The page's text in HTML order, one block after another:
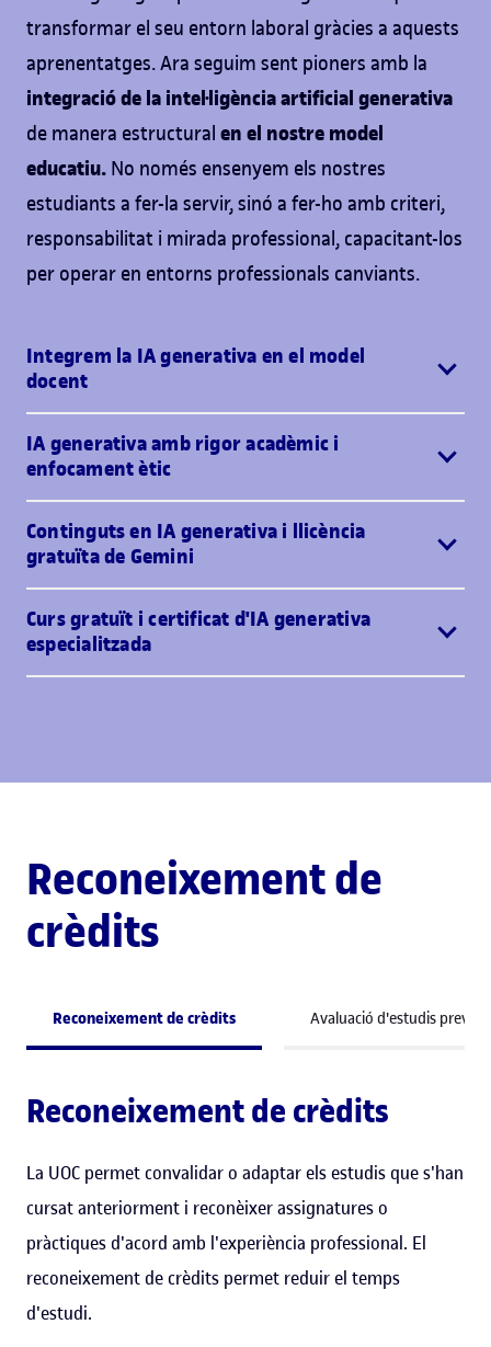
transformar el seu entorn laboral gràcies a aquests
aprenentatges. Ara seguim sent pioners amb la
integració de la intel·ligència artificial generativa
de manera estructural en el nostre model
educatiu. No només ensenyem els nostres
estudiants a fer-la servir, sinó a fer-ho amb criteri,
responsabilitat i mirada professional, capacitant-los
per operar en entorns professionals canviants.
Integrem la IA generativa en el model
docent
IA generativa amb rigor acadèmic i
enfocament ètic
Continguts en IA generativa i llicència
gratuïta de Gemini
Curs gratuït i certificat d'IA generativa
especialitzada
Reconeixement de
crèdits
Reconeixement de crèdits Avaluació d'estudis previs
Reconeixement de crèdits
La UOC permet convalidar o adaptar els estudis que s'han
cursat anteriorment i reconèixer assignatures o
pràctiques d'acord amb l'experiència professional. El
reconeixement de crèdits permet reduir el temps
d'estudi.